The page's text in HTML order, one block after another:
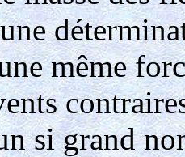
même
si grand